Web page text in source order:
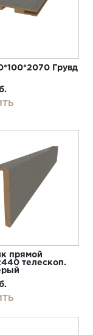
Грувд
прямой
телескоп.